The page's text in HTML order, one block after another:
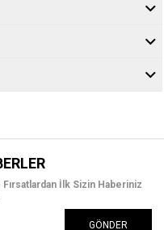
İlk Sizin Haberiniz
GÖNDER